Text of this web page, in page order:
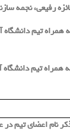
به همراه تیم
به همراه تیم
نام اعضای تیم